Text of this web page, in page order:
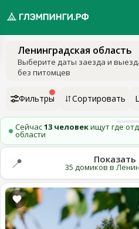
Мои
Подарочные
сертификаты
Ленинградская область
Выберите даты заезда и
без питомцев
Фильтры Сортировать
Сейчас13 человекищут где
области
📍 Показать
35 домиков в